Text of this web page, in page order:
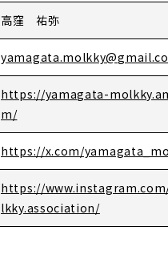
高窪 祐
https://yamagata-
m/
https://x.com/
https://
lkky.association/